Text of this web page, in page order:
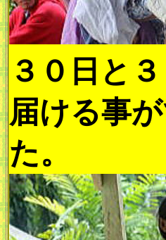
３０日と
届ける事
た。